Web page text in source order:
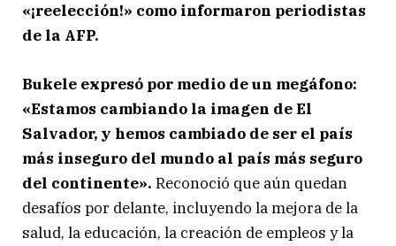
«¡reelección!» como informaron periodistas
de la AFP.
Bukele expresó por medio de un megáfono:
«Estamos cambiando la imagen de El
Salvador, y hemos cambiado de ser el país
más inseguro del mundo al país más seguro
del continente». Reconoció que aún quedan
desafíos por delante, incluyendo la mejora de la
salud, la educación, la creación de empleos y la